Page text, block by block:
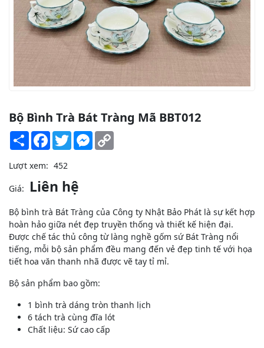
Bộ Bình Trà Bát Tràng Mã BBT012
Share Facebook
TwitterMessenger
Lượt xem: 452
Giá: Liên hệ
Bộ bình trà Bát Tràng của Công ty Nhật Bảo Phát là sự kết hợp
hoàn hảo giữa nét đẹp truyền thống và thiết kế hiện đại.
Được chế tác thủ công từ làng nghề gốm sứ Bát Tràng nổi
tiếng, mỗi bộ sản phẩm đều mang đến vẻ đẹp tinh tế với họa
tiết hoa văn thanh nhã được vẽ tay tỉ mỉ.
Bộ sản phẩm bao gồm:
1 bình trà dáng tròn thanh lịch
6 tách trà cùng đĩa lót
Chất liệu: Sứ cao cấp